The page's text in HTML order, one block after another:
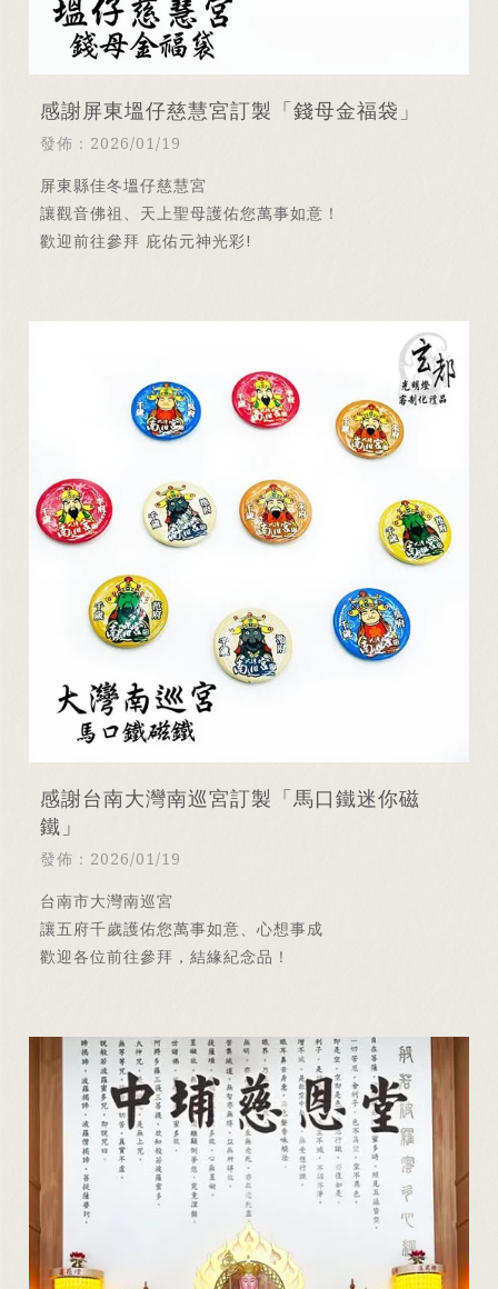
感謝屏東塭仔慈慧宮訂製「錢母金福袋」
發佈：2026/01/19
屏東縣佳冬塭仔慈慧宮
讓觀音佛祖、天上聖母護佑您萬事如意！
歡迎前往參拜 庇佑元神光彩!
感謝台南大灣南巡宮訂製「馬口鐵迷你磁
鐵」
發佈：2026/01/19
台南市大灣南巡宮
讓五府千歲護佑您萬事如意、心想事成
歡迎各位前往參拜，結緣紀念品！